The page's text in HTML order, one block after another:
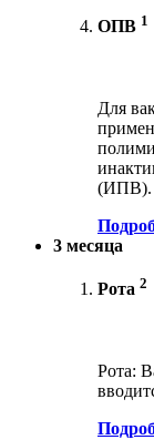
ОПВ 1
Для
(ИПВ).
3 месяца
Рота 2
Рота: